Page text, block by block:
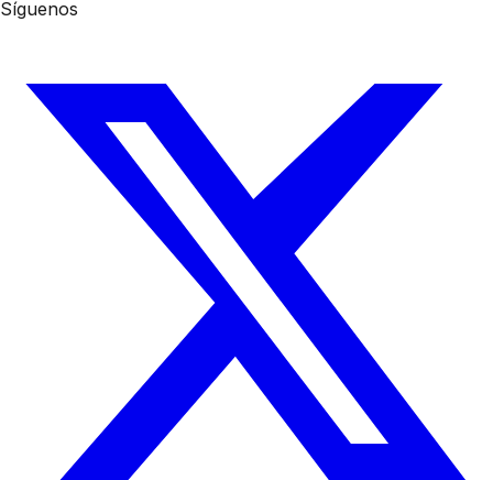
Síguenos